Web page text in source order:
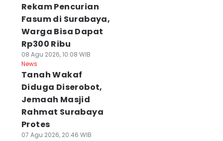
Rekam Pencurian
Fasum di Surabaya,
Warga Bisa Dapat
Rp300 Ribu
08 Agu 2026, 10:08 WIB
News
Tanah Wakaf
Diduga Diserobot,
Jemaah Masjid
Rahmat Surabaya
Protes
07 Agu 2026, 20:46 WIB